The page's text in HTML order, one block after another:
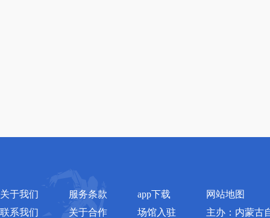
关于我们
联系我们
服务条款
关于合作
app下载
场馆入驻
网站地图
主办：内蒙古